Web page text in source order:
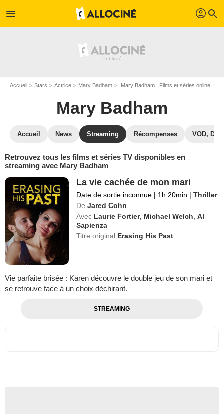
menu profil search
Accueil Stars Actrice Mary Badham Mary Badham : Films et séries online
Mary Badham
Accueil News Streaming Récompenses VOD, DVD
Retrouvez tous les films et séries TV disponibles en
streaming avec Mary Badham
La vie cachée de mon mari
Date de sortie inconnue | 1h 20min | Thriller
De Jared Cohn
Avec Laurie Fortier, Michael Welch ,Al
Sapienza
Titre original Erasing His Past
Vie parfaite brisée : Karen découvre le double jeu de son mari et
se retrouve face à un choix déchirant.
STREAMING